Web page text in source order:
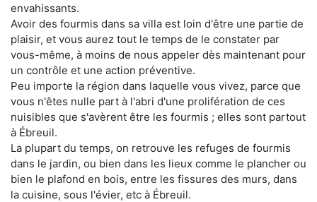
envahissants.
Avoir des fourmis dans sa villa est loin d'être une partie de
plaisir, et vous aurez tout le temps de le constater par
vous-même, à moins de nous appeler dès maintenant pour
un contrôle et une action préventive.
Peu importe la région dans laquelle vous vivez, parce que
vous n'êtes nulle part à l'abri d'une prolifération de ces
nuisibles que s'avèrent être les fourmis ; elles sont partout
à Ébreuil.
La plupart du temps, on retrouve les refuges de fourmis
dans le jardin, ou bien dans les lieux comme le plancher ou
bien le plafond en bois, entre les fissures des murs, dans
la cuisine, sous l'évier, etc à Ébreuil.